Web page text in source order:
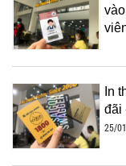
In
đãi
25/